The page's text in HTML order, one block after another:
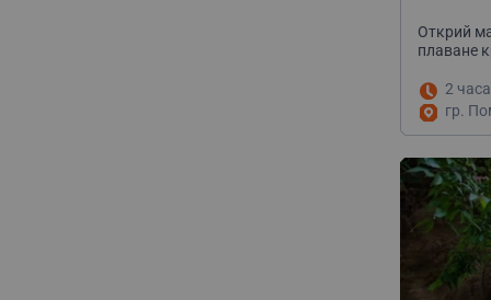
Открий
плаване
2 часа
гр.